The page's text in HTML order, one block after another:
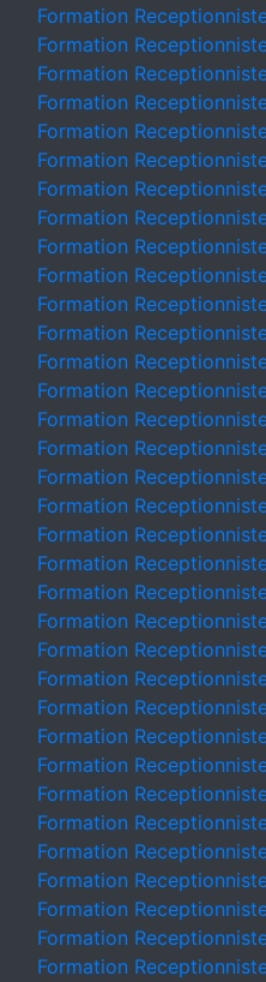
Formation
Formation
Formation
Formation
Formation
Formation
Formation
Formation
Formation
Formation
Formation
Formation
Formation
Formation
Formation
Formation
Formation
Formation
Formation
Formation
Formation
Formation
Formation
Formation
Formation
Formation
Formation
Formation
Formation
Formation
Formation
Formation
Formation
Formation